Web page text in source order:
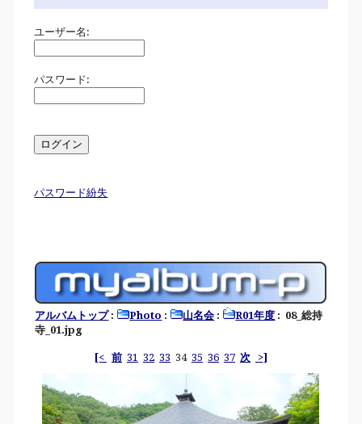
ユーザー名:
パスワード:
パスワード紛失
アルバムトップ: Photo : 山名会 : R01年度 : 08_総持
寺_01.jpg
[< 前 31 32 33 34 35 36 37 次 >]